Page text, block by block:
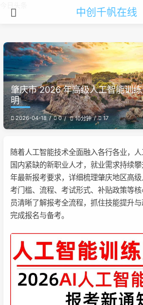
中创千帆在线
肇庆市 2026 年高级人工智能训
明
2026-04-18 0 10分钟 17
随着人工智能技术全面融入各行各业，
国内紧缺的新职业人才，就业需求持续
年最新报考要求，详细梳理肇庆地区高
考门槛、流程、考试形式、补贴政策等
员清晰了解报考全流程，抓住技能提升
完成报名与备考。